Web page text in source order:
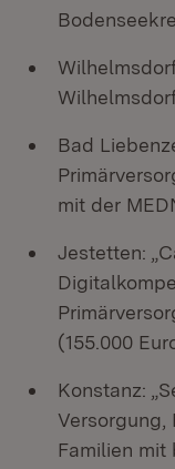
Bad
mit der
Jestetten:
(155.000
Konstanz:
Familien mit